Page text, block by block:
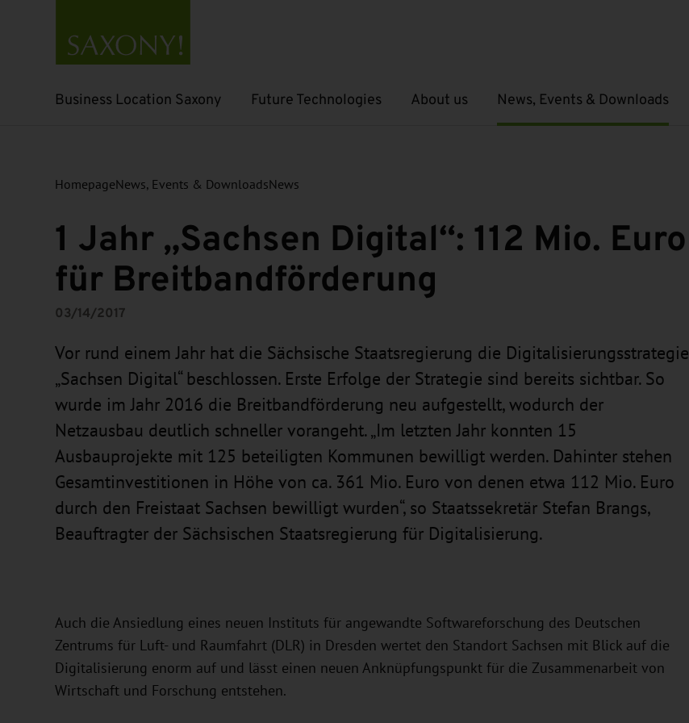
Business Location Saxony
Open submenu Future Technologies
Open submenu About us
Open submenu News, Events & Downloads
Open submenu
HomepageNews, Events & DownloadsNews
1 Jahr „Sachsen Digital“: 112 Mio. Euro
für Breitbandförderung
03/14/2017
Vor rund einem Jahr hat die Sächsische Staatsregierung die Digitalisierungsstrategie
„Sachsen Digital“ beschlossen. Erste Erfolge der Strategie sind bereits sichtbar. So
wurde im Jahr 2016 die Breitbandförderung neu aufgestellt, wodurch der
Netzausbau deutlich schneller vorangeht. „Im letzten Jahr konnten 15
Ausbauprojekte mit 125 beteiligten Kommunen bewilligt werden. Dahinter stehen
Gesamtinvestitionen in Höhe von ca. 361 Mio. Euro von denen etwa 112 Mio. Euro
durch den Freistaat Sachsen bewilligt wurden“, so Staatssekretär Stefan Brangs,
Beauftragter der Sächsischen Staatsregierung für Digitalisierung.
Auch die Ansiedlung eines neuen Instituts für angewandte Softwareforschung des Deutschen
Zentrums für Luft- und Raumfahrt (DLR) in Dresden wertet den Standort Sachsen mit Blick auf die
Digitalisierung enorm auf und lässt einen neuen Anknüpfungspunkt für die Zusammenarbeit von
Wirtschaft und Forschung entstehen.